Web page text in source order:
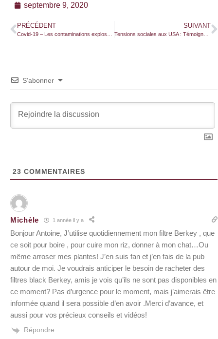
septembre 9, 2020
PRÉCÉDENT SUIVANT
Tensions sociales aux USA : Témoignage d’une Française
S’abonner
23 COMMENTAIRES
Michèle 1 année il y a
Bonjour Antoine, J’utilise quotidiennement mon filtre Berkey , que
ce soit pour boire , pour cuire mon riz, donner à mon chat…Ou
même arroser mes plantes! J’en suis fan et j’en fais de la pub
autour de moi. Je voudrais anticiper le besoin de racheter des
filtres black Berkey, amis je vois qu’ils ne sont pas disponibles en
ce moment? Pas d’urgence pour le moment, mais j’aimerais être
informée quand il sera possible d’en avoir .Merci d’avance, et
aussi pour vos précieux conseils et vidéos!
Répondre